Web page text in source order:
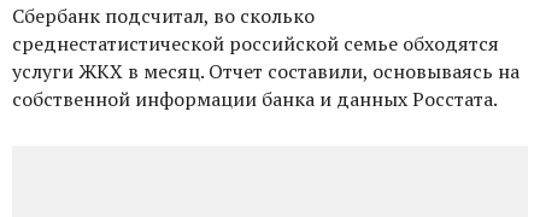
Сбербанк подсчитал, во сколько
среднестатистической российской семье обходятся
услуги ЖКХ в месяц. Отчет составили, основываясь на
собственной информации банка и данных Росстата.